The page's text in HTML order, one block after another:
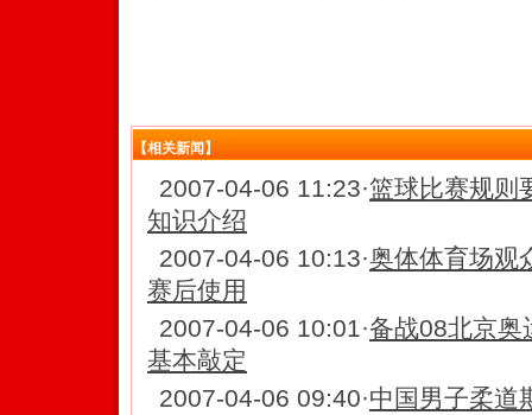
【相关新闻】
2007-04-06 11:23·篮球比赛规则
知识介绍
2007-04-06 10:13·奥体体育场观
赛后使用
2007-04-06 10:01·备战08北京奥
基本敲定
2007-04-06 09:40·中国男子柔道